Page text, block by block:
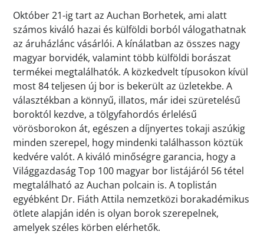
Október 21-ig tart az Auchan Borhetek, ami alatt
számos kiváló hazai és külföldi borból válogathatnak
az áruházlánc vásárlói. A kínálatban az összes nagy
magyar borvidék, valamint több külföldi borászat
termékei megtalálhatók. A közkedvelt típusokon kívül
most 84 teljesen új bor is bekerült az üzletekbe. A
választékban a könnyű, illatos, már idei szüretelésű
boroktól kezdve, a tölgyfahordós érlelésű
vörösborokon át, egészen a díjnyertes tokaji aszúkig
minden szerepel, hogy mindenki találhasson köztük
kedvére valót. A kiváló minőségre garancia, hogy a
Világgazdaság Top 100 magyar bor listájáról 56 tétel
megtalálható az Auchan polcain is. A toplistán
egyébként Dr. Fiáth Attila nemzetközi borakadémikus
ötlete alapján idén is olyan borok szerepelnek,
amelyek széles körben elérhetők.